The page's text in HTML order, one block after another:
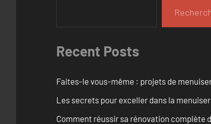
Recent Posts
Faites-le vous-même : projets de
Les secrets pour exceller dans la
Comment réussir sa rénovation complète